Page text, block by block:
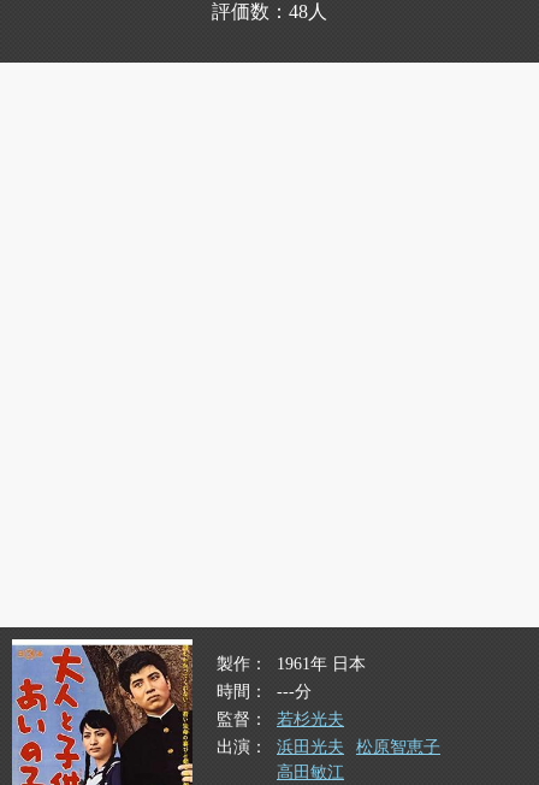
評価数： 48 人
製作
1961年 日本
時間
---分
監督
若杉光夫
出演
浜田光夫
松原智恵子
高田敏江